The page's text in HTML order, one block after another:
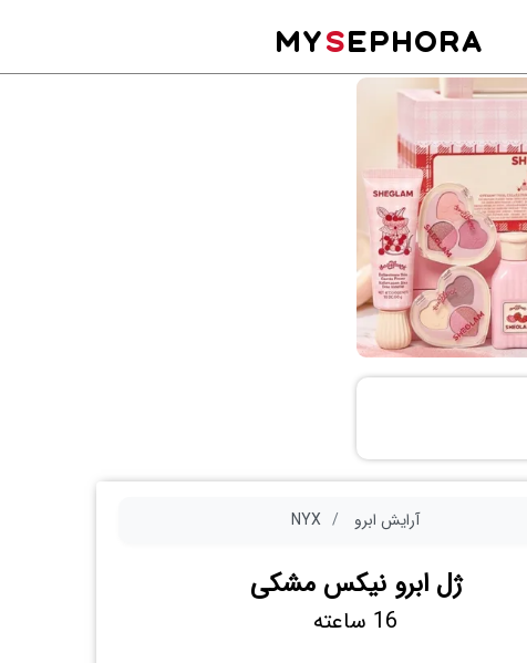
MYSEPHORA
آرایش ابرو NYX
ژل ابرو نیکس مشکی
16 ساعته